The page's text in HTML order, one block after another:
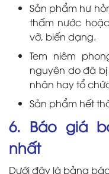
Sản phẩm hư
thấm nước
vỡ, biến dạng.
Tem niêm
nguyên do đã
nhân hay tổ
Sản phẩm hết
6. Báo giá
nhất
Dưới đây là bảng